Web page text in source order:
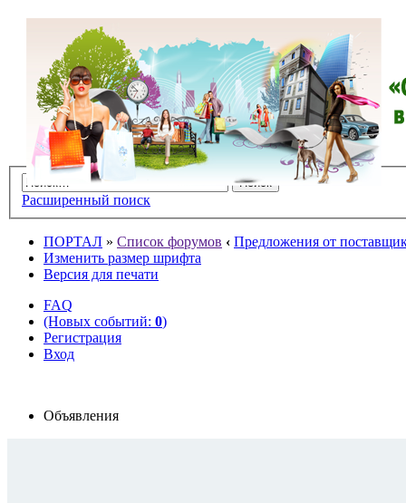
Расширенный поиск
ПОРТАЛ » Список форумов ‹ Предложения от
Изменить размер шрифта
Версия для печати
FAQ
(Новых событий: 0)
Регистрация
Вход
Объявления